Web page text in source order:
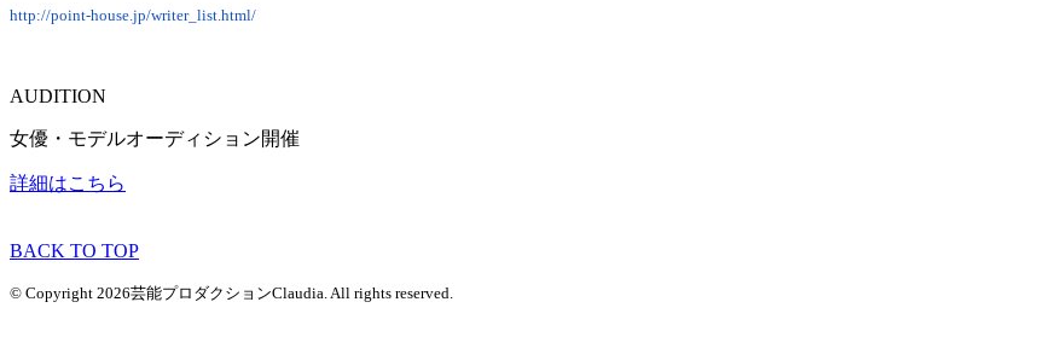
http://point-house.jp/writer_list.html/
AUDITION
女優・モデルオーディション開催
詳細はこちら
BACK TO TOP
© Copyright 2026芸能プロダクションClaudia. All rights reserved.